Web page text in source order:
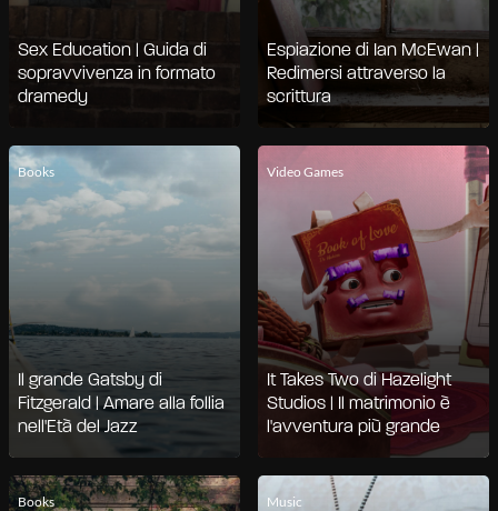
Sex Education | Guida di
sopravvivenza in formato
dramedy
Espiazione di Ian McEwan |
Redimersi attraverso la
scrittura
Books
Il grande Gatsby di
Fitzgerald | Amare alla follia
nell'Età del Jazz
Video Games
It Takes Two di Hazelight
Studios | Il matrimonio è
l'avventura più grande
Books Music